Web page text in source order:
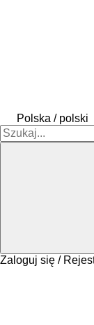
Polska / polski
Zaloguj się /